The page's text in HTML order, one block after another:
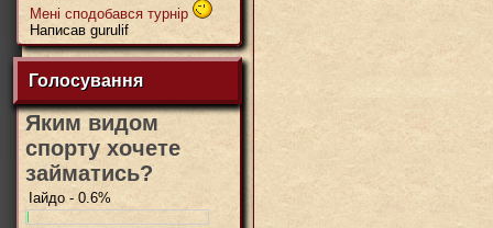
Мені сподобався турнір
Написав gurulif
Голосування
Яким видом
спорту хочете
займатись?
Іайдо - 0.6%